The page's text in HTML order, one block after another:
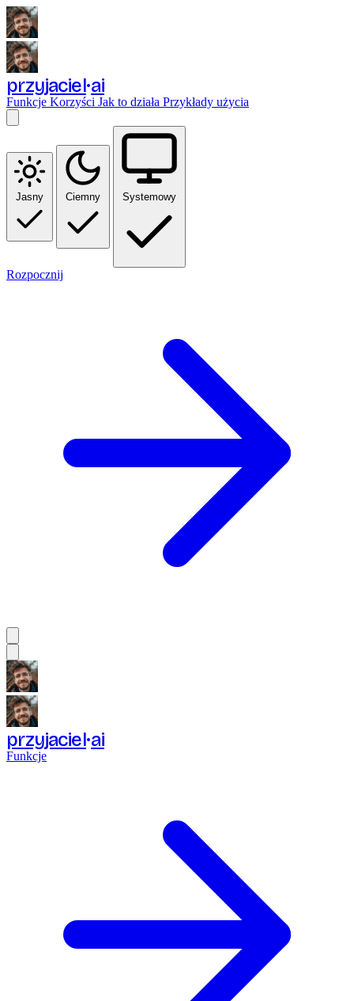
przyjaciel ai
Funkcje Korzyści Jak to działa Przykłady użycia
Jasny Ciemny Systemowy
Rozpocznij
przyjaciel ai
Funkcje